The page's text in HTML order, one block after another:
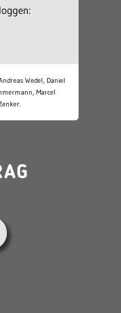
Wedel, Daniel
Marcel